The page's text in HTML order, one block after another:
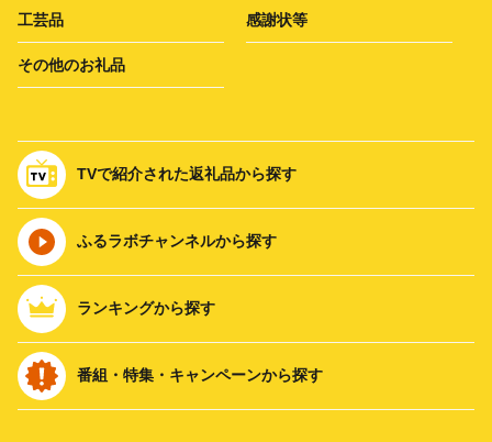
工芸品 感謝状等
その他のお礼品
TVで紹介された返礼品から探す
ふるラボチャンネルから探す
ランキングから探す
番組・特集・キャンペーンから探す